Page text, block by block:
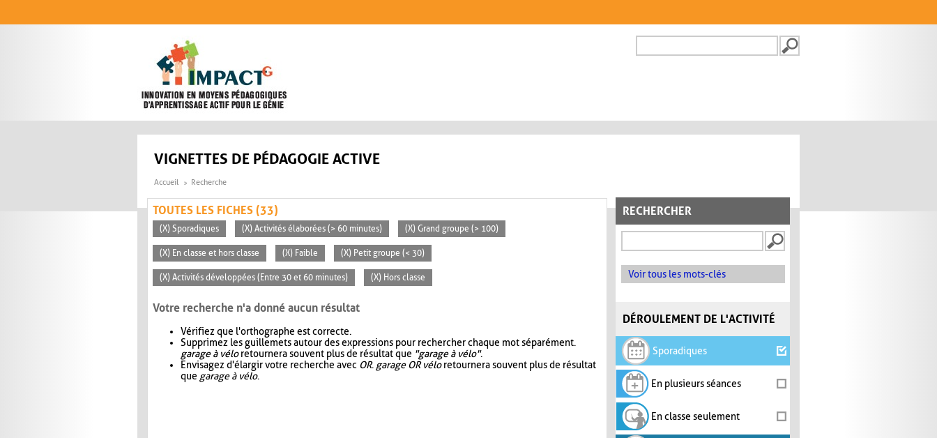
FORMULAIRE DE
VIGNETTES DE PÉDAGOGIE ACTIVE
Accueil Recherche
RECHERCHER
Voir tous les mots-clés
DÉROULEMENT DE L'ACTIVITÉ
Sporadiques
En plusieurs séances
En classe seulement
TOUTES LES FICHES (33)
(X) Sporadiques (X) Activités élaborées (> 60 minutes) (X) Grand groupe (> 100)
(X) En classe et hors classe (X) Faible (X) Petit groupe (< 30)
(X) Activités développées (Entre 30 et 60 minutes) (X) Hors classe
Votre recherche n'a donné aucun résultat
Vérifiez que l'orthographe est correcte.
Supprimez les guillemets autour des expressions pour rechercher chaque mot séparément.
garage à véloretournera souvent plus de résultat que "garage à vélo".
Envisagez d'élargir votre recherche avec OR. garage OR véloretournera souvent plus de résultat
que garage à vélo.